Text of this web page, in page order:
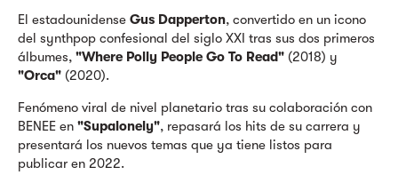
El estadounidense Gus Dapperton, convertido en un icono
del synthpop confesional del siglo XXI tras sus dos primeros
álbumes, "Where Polly People Go To Read" (2018) y
"Orca" (2020).
Fenómeno viral de nivel planetario tras su colaboración con
BENEE en "Supalonely", repasará los hits de su carrera y
presentará los nuevos temas que ya tiene listos para
publicar en 2022.